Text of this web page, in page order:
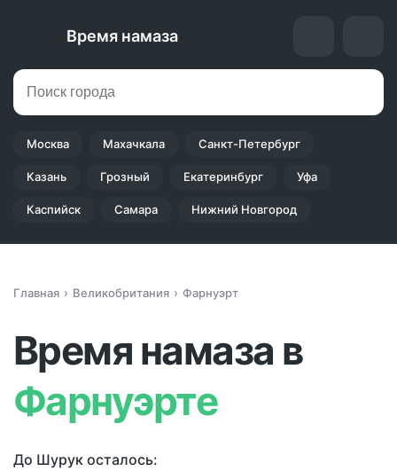
Время намаза
Москва Махачкала Санкт-Петербург
Казань Грозный Екатеринбург Уфа
Каспийск Самара Нижний Новгород
Главная Великобритания Фарнуэрт
Время намаза в
Фарнуэрте
До Шурук осталось: